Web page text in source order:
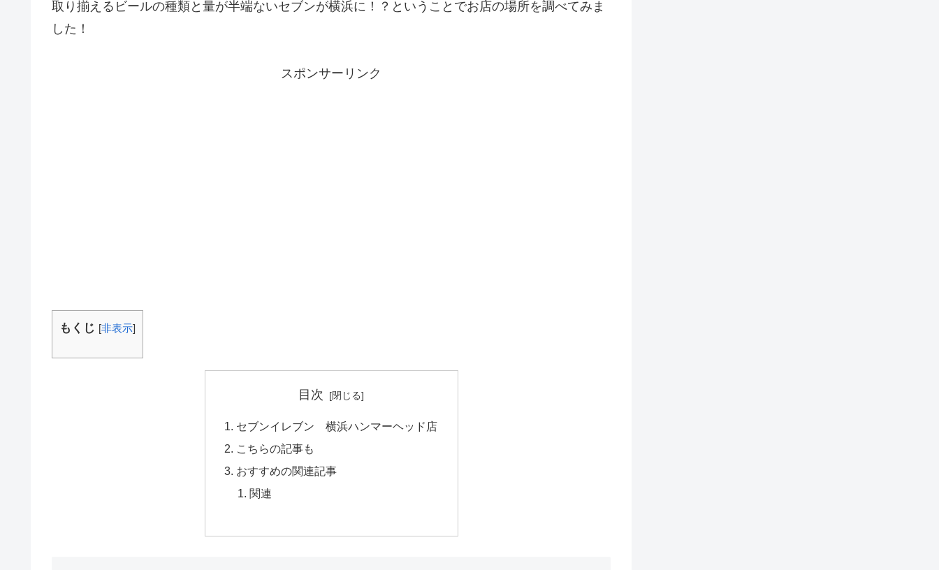
取り揃えるビールの種類と量が半端ないセブンが横浜に！？ということでお店の場所を調べてみま
した！
スポンサーリンク
もくじ [非表示]
目次
セブンイレブン 横浜ハンマーヘッド店
こちらの記事も
おすすめの関連記事
関連